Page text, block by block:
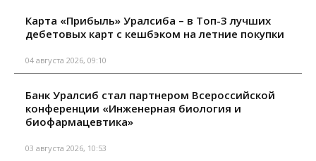
Карта «Прибыль» Уралсиба – в Топ-3 лучших
дебетовых карт с кешбэком на летние покупки
04 августа 2026, 09:10
Банк Уралсиб стал партнером Всероссийской
конференции «Инженерная биология и
биофармацевтика»
03 августа 2026, 10:53